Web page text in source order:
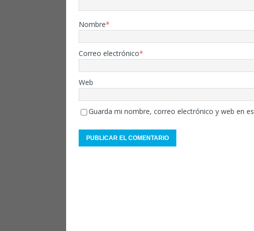
Nombre*
Correo electrónico*
Web
Guarda mi nombre, correo electrónico y web en